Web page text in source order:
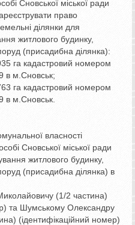
Сновської міської ради
право
ділянки для
житлового будинку,
(присадибна ділянка):
га кадастровий номером
в м.Сновськ;
га кадастровий номером
в м.Сновськ.
власності
Сновської міської ради
житлового будинку,
(присадибна ділянка) в
(1/2 частина)
та Шумському Олександру
(ідентифікаційний номер)